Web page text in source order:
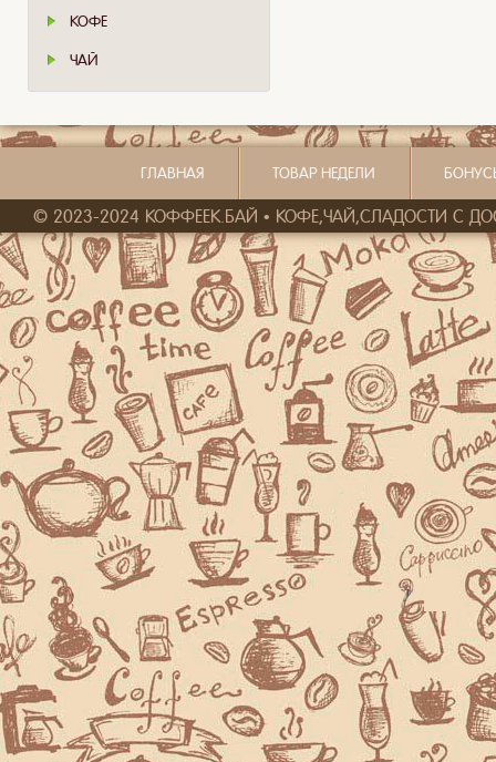
КОФЕ
ЧАЙ
ГЛАВНАЯ ТОВАР НЕДЕЛИ
© 2023-2024 КОФФЕЕК.БАЙ • КОФЕ,ЧАЙ,СЛАДОСТИ С